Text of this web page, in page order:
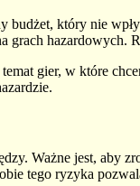
który nie
grach
gier, w które
Ważne jest, aby
tego ryzyka